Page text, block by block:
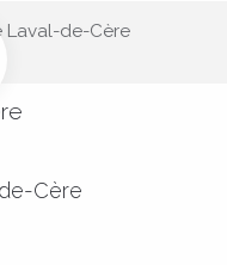
Laval-de-Cère
Cère